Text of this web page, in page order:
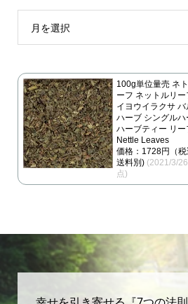
月を選択
100g単位量売 ネ
ーフ ネットルリー
イヨウイラクサ バ
ハーブ シングルハ
ハーブティー リー
Nettle Leaves
価格：1728円（税
送料別) (2021/3/
点)